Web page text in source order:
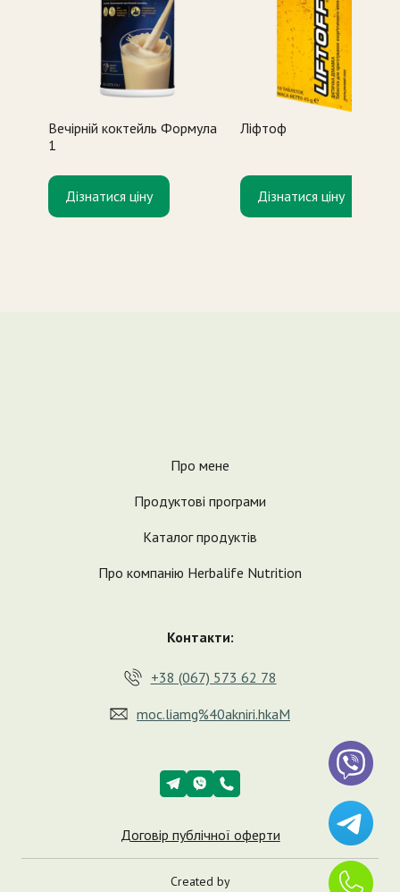
Вечірній коктейль Формула
1
Дізнатися ціну
Ліфтоф
Дізнатися ціну
Про мене
Продуктові програми
Каталог продуктів
Про компанію Herbalife Nutrition
Контакти:
+38 (067) 573 62 78
moc.liamg%40akniri.hkaM
Договір публічної оферти
Created by